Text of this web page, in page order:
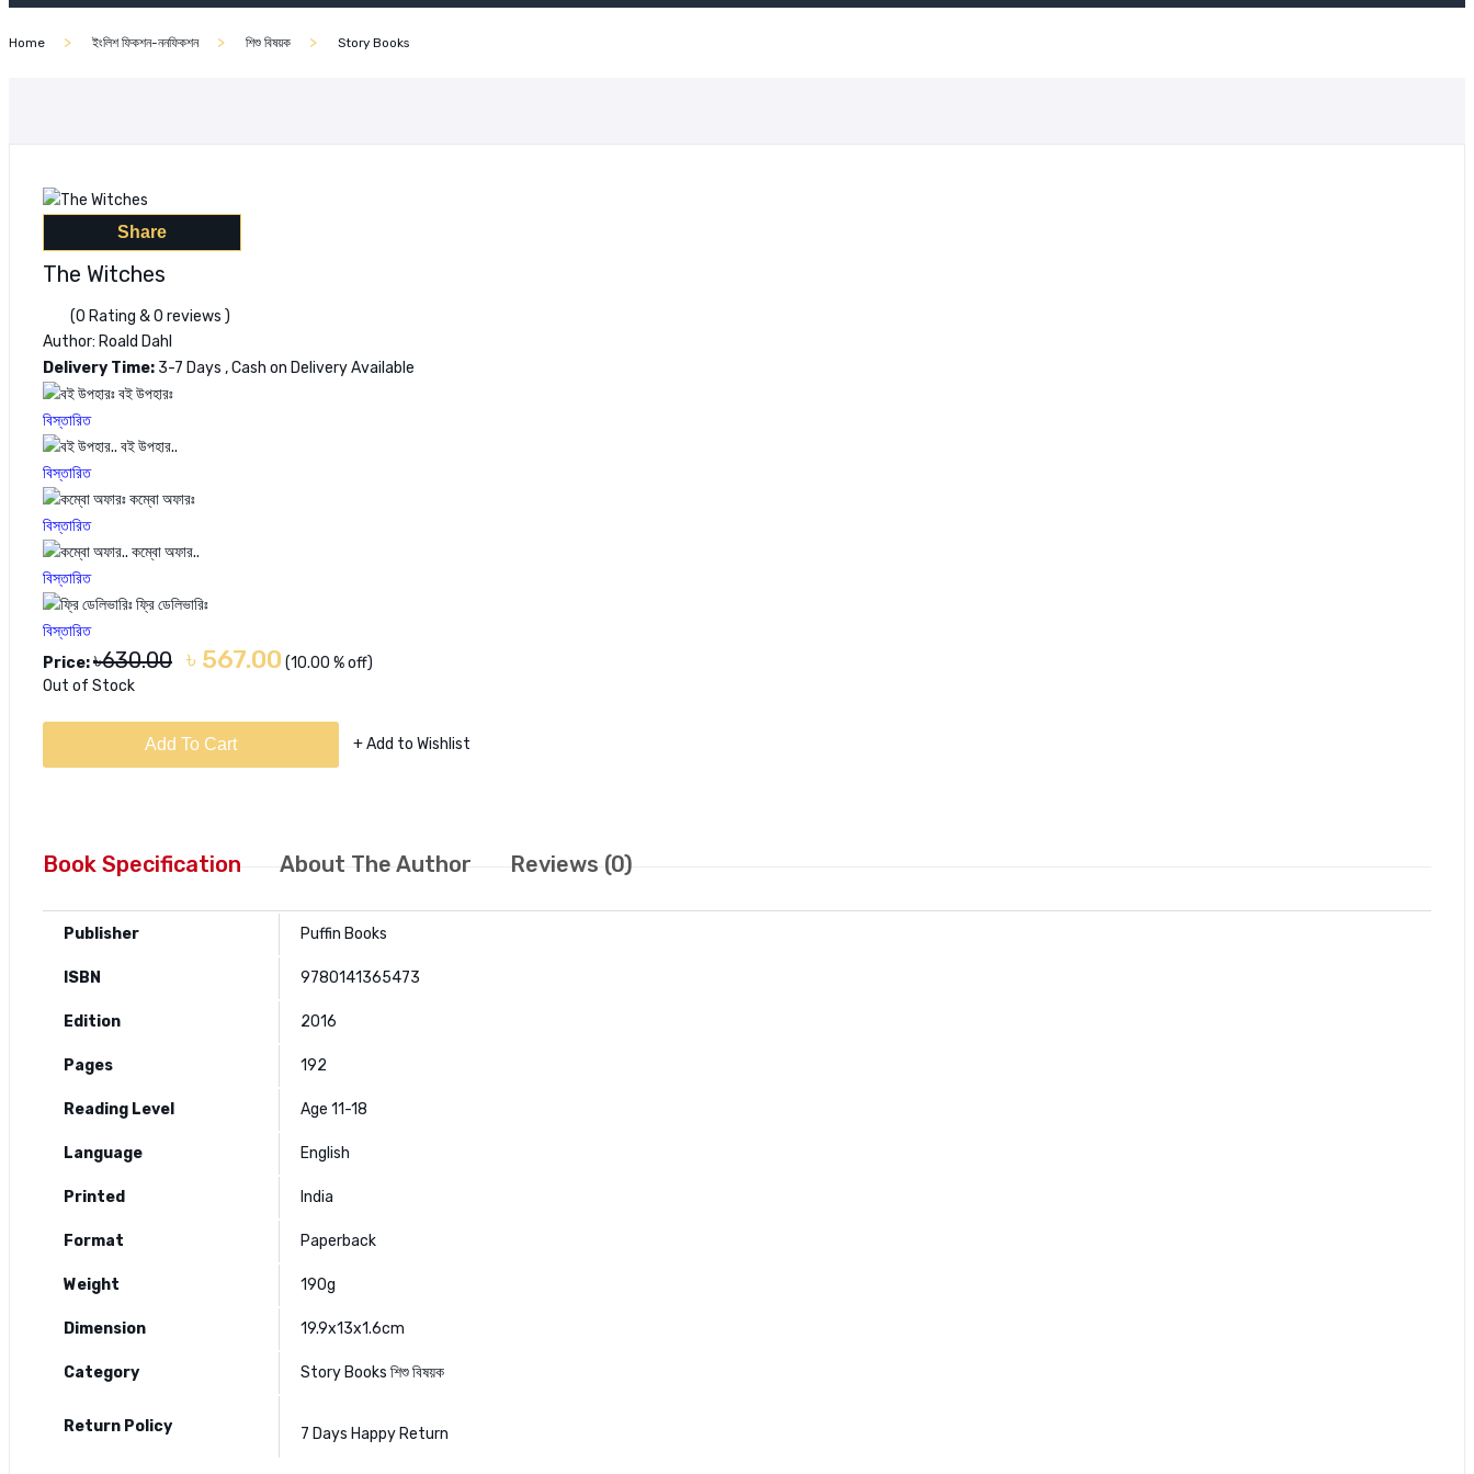
Home ইংলিশ ফিকশন-ননফিকশন শিশু বিষয়ক Story Books
Share
The Witches
(0 Rating & 0 reviews )
Author: Roald Dahl
Delivery Time: 3-7 Days , Cash on Delivery Available
বই উপহারঃ
বিস্তারিত
বই উপহার..
বিস্তারিত
কম্বো অফারঃ
বিস্তারিত
কম্বো অফার..
বিস্তারিত
ফ্রি ডেলিভারিঃ
বিস্তারিত
Price:৳630.00 ৳ 567.00 (10.00 % off)
Out of Stock
Add To Cart + Add to Wishlist
Book Specification About The Author Reviews (0)
Publisher Puffin Books
ISBN 9780141365473
Edition 2016
Pages 192
Reading Level Age 11-18
Language English
Printed India
Format Paperback
Weight 190g
Dimension 19.9x13x1.6cm
Category Story Books শিশু বিষয়ক
Return Policy 7 Days Happy Return